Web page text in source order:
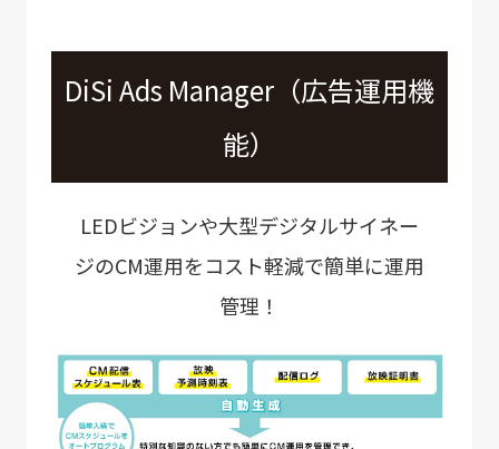
DiSi Ads Manager（広告運用機
能）
LEDビジョンや大型デジタルサイネー
ジのCM運用をコスト軽減で簡単に運用
管理！